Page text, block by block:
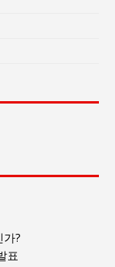
가?
표